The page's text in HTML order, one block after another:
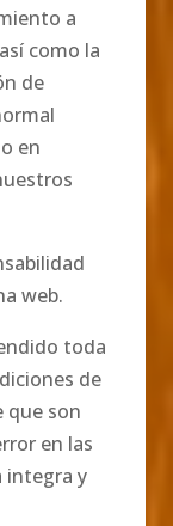
a
como la
de
en
web.
toda
de
que son
en las
integra y